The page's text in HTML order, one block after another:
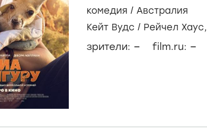
комедия / Австралия
Кейт Вудс / Рейчел Хаус,
зрители: – film.ru: –